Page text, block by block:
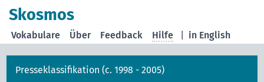
Skosmos
in English
Vokabulare Über Feedback Hilfe
Presseklassifikation (c. 1998 - 2005)